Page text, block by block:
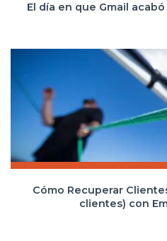
El día en que Gmail
Cómo Recuperar
clientes) con